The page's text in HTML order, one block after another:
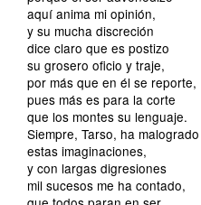
aquí anima mi opinión,
y su mucha discreción
dice claro que es postizo
su grosero oficio y traje,
por más que en él se reporte,
pues más es para la corte
que los montes su lenguaje.
Siempre, Tarso, ha malogrado
estas imaginaciones,
y con largas digresiones
mil sucesos me ha contado,